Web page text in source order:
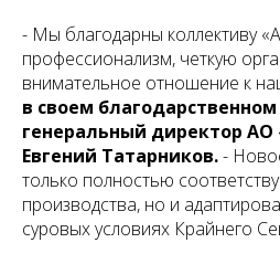
- Мы благодарны коллективу
профессионализм, четкую
внимательное отношение к
в своем
генеральный директор АО
Евгений Татарников.-
только полностью
производства, но и
суровых условиях Крайнего